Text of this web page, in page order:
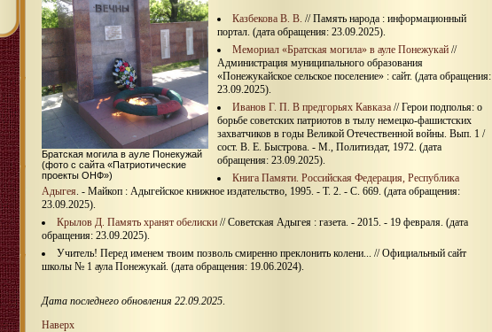
Братская могила в ауле Понекужай
(фото с сайта «Патриотические
проекты ОНФ»)
Казбекова В. В. // Память народа : информационный
портал. (дата обращения: 23.09.2025).
Мемориал «Братская могила» в ауле Понежукай //
Администрация муниципального образования
«Понежукайское сельское поселение» : сайт. (дата обращения:
23.09.2025).
Иванов Г. П. В предгорьях Кавказа // Герои подполья: о
борьбе советских патриотов в тылу немецко-фашистских
захватчиков в годы Великой Отечественной войны. Вып. 1 /
сост. В. Е. Быстрова. - М., Политиздат, 1972. (дата
обращения: 23.09.2025).
Книга Памяти. Российская Федерация, Республика
Адыгея . - Майкоп : Адыгейское книжное издательство, 1995. - Т. 2. - С. 669. (дата обращения:
23.09.2025).
Крылов Д. Память хранят обелиски // Советская Адыгея : газета. - 2015. - 19 февраля. (дата
обращения: 23.09.2025).
Учитель! Перед именем твоим позволь смиренно преклонить колени... // Официальный сайт
школы № 1 аула Понежукай. (дата обращения: 19.06.2024).
Дата последнего обновления 22.09.2025
Наверх